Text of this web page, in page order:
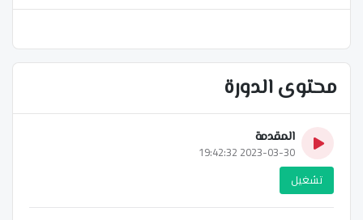
محتوى الدورة
المقدمة
2023-03-30 19:42:32
تشغيل